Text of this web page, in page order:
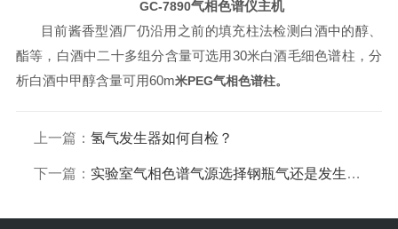
GC-7890气相色谱仪主机
目前酱香型酒厂仍沿用之前的填充柱法检测白酒中的醇、
酯等，白酒中二十多组分含量可选用30米白酒毛细色谱柱，分
析白酒中甲醇含量可用60m米PEG气相色谱柱。
上一篇： 氢气发生器如何自检？
下一篇： 实验室气相色谱气源选择钢瓶气还是发生器？